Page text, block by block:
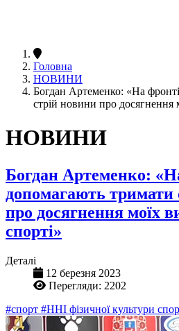
Головна
НОВИНИ
Богдан Артеменко: «На
стрій новини про досягнення
НОВИНИ
Богдан Артеменко:
допомагають тримати
про досягнення моїх
спорті»
Деталі
12 березня 2023
Перегляди: 2202
#спорт #ННІ фізичної культури